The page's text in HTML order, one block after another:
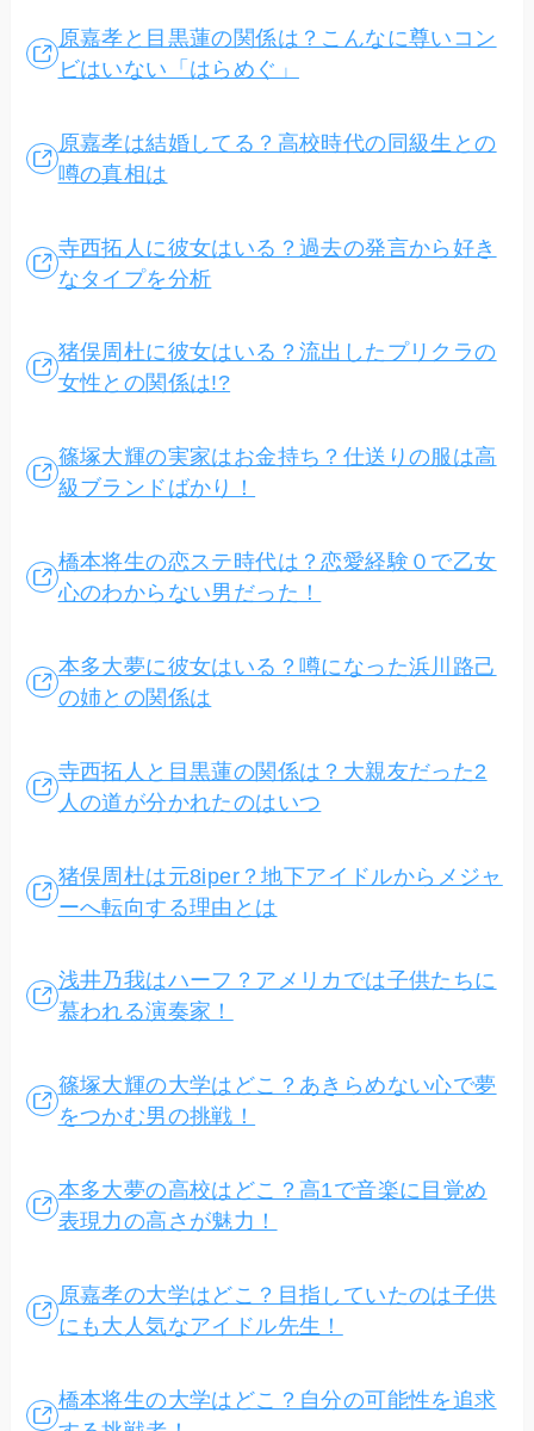
原嘉孝と目黒蓮の関係は？こんなに尊いコン
ビはいない「はらめぐ」
原嘉孝は結婚してる？高校時代の同級生との
噂の真相は
寺西拓人に彼女はいる？過去の発言から好き
なタイプを分析
猪俣周杜に彼女はいる？流出したプリクラの
女性との関係は!?
篠塚大輝の実家はお金持ち？仕送りの服は高
級ブランドばかり！
橋本将生の恋ステ時代は？恋愛経験０で乙女
心のわからない男だった！
本多大夢に彼女はいる？噂になった浜川路己
の姉との関係は
寺西拓人と目黒蓮の関係は？大親友だった2
人の道が分かれたのはいつ
猪俣周杜は元8iper？地下アイドルからメジャ
ーへ転向する理由とは
浅井乃我はハーフ？アメリカでは子供たちに
慕われる演奏家！
篠塚大輝の大学はどこ？あきらめない心で夢
をつかむ男の挑戦！
本多大夢の高校はどこ？高1で音楽に目覚め
表現力の高さが魅力！
原嘉孝の大学はどこ？目指していたのは子供
にも大人気なアイドル先生！
橋本将生の大学はどこ？自分の可能性を追求